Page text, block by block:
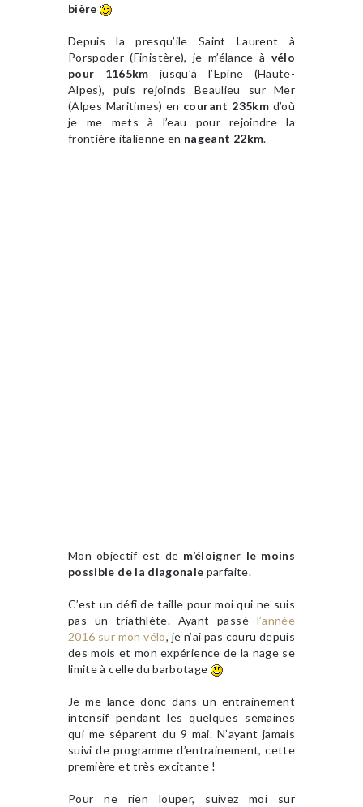
bière
Depuis la presqu’ile Saint Laurent à
Porspoder (Finistère), je m’élance à vélo
pour 1165km jusqu’à l’Epine (Haute-
Alpes), puis rejoinds Beaulieu sur Mer
(Alpes Maritimes) en courant 235kmd’où
je me mets à l’eau pour rejoindre la
frontière italienne en nageant 22km.
Mon objectif est de m’éloigner le moins
possible de la diagonale parfaite.
C’est un défi de taille pour moi qui ne suis
pas un triathlète. Ayant passé l’année
2016 sur mon vélo, je n’ai pas couru depuis
des mois et mon expérience de la nage se
limite à celle du barbotage
Je me lance donc dans un entrainement
intensif pendant les quelques semaines
qui me séparent du 9 mai. N’ayant jamais
suivi de programme d’entrainement, cette
première et très excitante !
Pour ne rien louper, suivez moi sur